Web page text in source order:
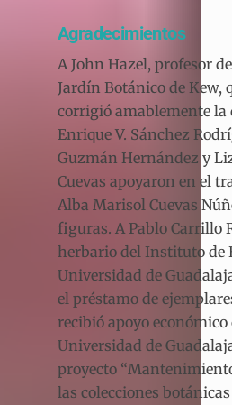
Agradecimientos
A John Hazel, profesor
Jardín Botánico de Kew,
corrigió amablemente la
Enrique V. Sánchez
Guzmán Hernández y
Cuevas apoyaron en el
Alba Marisol Cuevas
figuras. A Pablo Carrillo
herbario del Instituto de
Universidad de
el préstamo de
recibió apoyo económico
Universidad de
proyecto
las colecciones